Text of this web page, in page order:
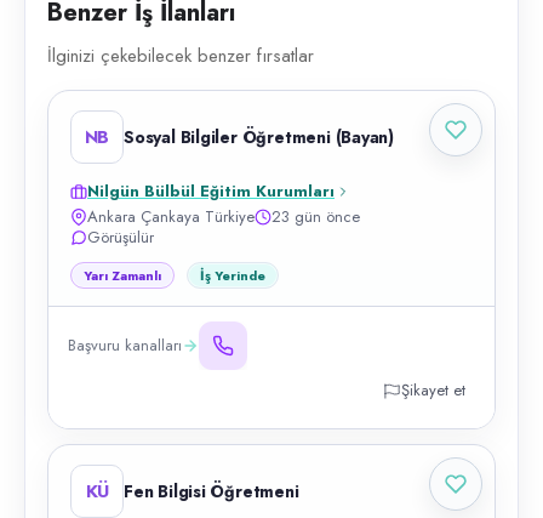
Benzer İş İlanları
İlginizi çekebilecek benzer fırsatlar
NB Sosyal Bilgiler Öğretmeni (Bayan)
Nilgün Bülbül Eğitim Kurumları
Ankara Çankaya Türkiye
23 gün önce
Görüşülür
Yarı Zamanlı İş Yerinde
Başvuru kanalları
Şikayet et
KÜ Fen Bilgisi Öğretmeni